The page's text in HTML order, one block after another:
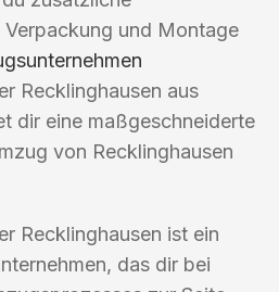
und Montage
Recklinghausen aus
dir eine maßgeschneiderte
von Recklinghausen
Recklinghausen ist ein
das dir bei